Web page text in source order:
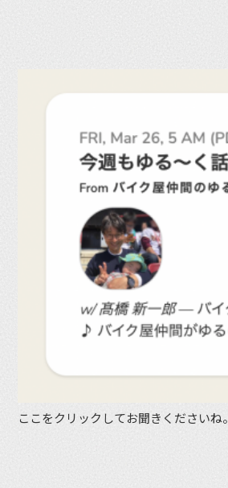
ここをクリックしてお聞きくださいね。